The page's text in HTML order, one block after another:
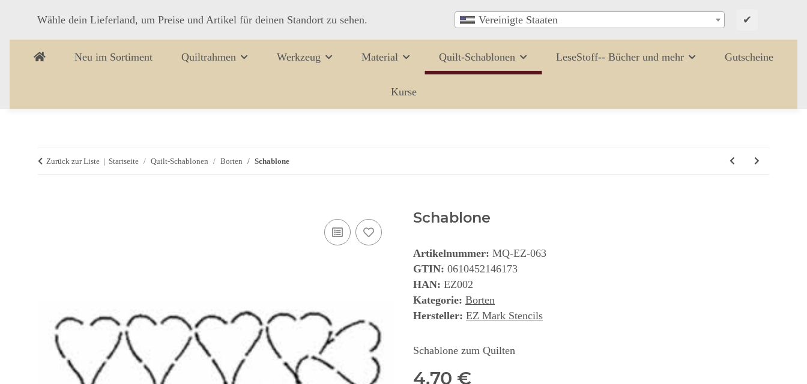
Wähle dein Lieferland, um Preise und Artikel für deinen Standort zu sehen. Vereinigte Staaten ✔
Neu im Sortiment Quiltrahmen Werkzeug Material Quilt-Schablonen LeseStoff-- Bücher und mehr Gutscheine
Kurse
Zurück zur Liste Startseite Quilt-Schablonen Borten Schablone
Schablone
Artikelnummer: MQ-EZ-063
GTIN: 0610452146173
HAN: EZ002
Kategorie: Borten
Hersteller: EZ Mark Stencils
Schablone zum Quilten
4,70 €